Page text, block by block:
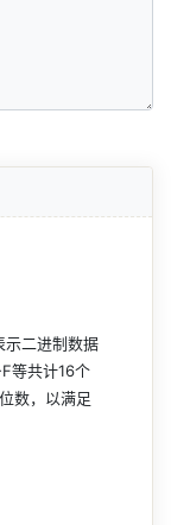
示二进制数据
等共计16个
数，以满足